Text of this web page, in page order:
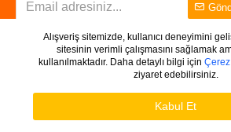
Copyright © 2025 - Tüm Hakları
Alışveriş sitemizde, kullanıcı deneyimini
sitesinin verimli çalışmasını sağlamak
kullanılmaktadır. Daha detaylı bilgi için Çerez
ziyaret edebilirsiniz.
Kabul Et
Ürünleri Filtrele